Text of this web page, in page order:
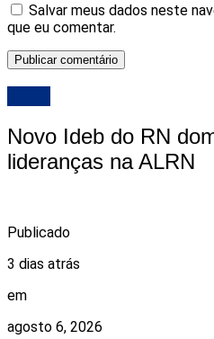
Salvar meus dados neste
que eu comentar.
Novo Ideb do RN
lideranças na ALRN
Publicado
3 dias atrás
em
agosto 6, 2026